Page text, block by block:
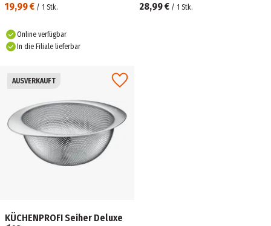
19,99 € / 1 Stk.
Online verfügbar
In die Filiale lieferbar
28,99 € / 1 Stk.
AUSVERKAUFT
KÜCHENPROFI Seiher Deluxe